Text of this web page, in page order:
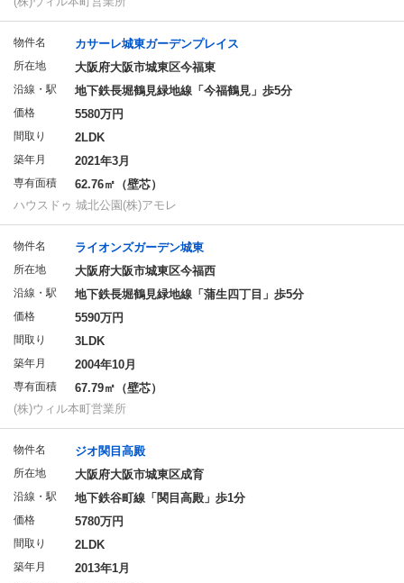
物件名 カサーレ城東ガーデンプレイス
所在地 大阪府大阪市城東区今福東
沿線・駅 地下鉄長堀鶴見緑地線「今福鶴見」歩5分
価格 5580万円
間取り 2LDK
築年月 2021年3月
専有面積
62.76㎡（壁芯）
ハウスドゥ 城北公園(株)アモレ
物件名 ライオンズガーデン城東
所在地 大阪府大阪市城東区今福西
沿線・駅 地下鉄長堀鶴見緑地線「蒲生四丁目」歩5分
価格 5590万円
間取り 3LDK
築年月 2004年10月
専有面積
67.79㎡（壁芯）
(株)ウィル本町営業所
物件名 ジオ関目高殿
所在地 大阪府大阪市城東区成育
沿線・駅 地下鉄谷町線「関目高殿」歩1分
価格 5780万円
間取り 2LDK
築年月 2013年1月